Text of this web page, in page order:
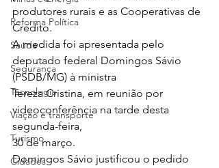
Reforma Política
Saúde
Segurança
Tecnologia
Viação e transporte
Turismo
Cidades
produtores rurais e as Cooperativas de
Crédito.
A medida foi apresentada pelo
deputado federal Domingos Sávio
(PSDB/MG) à ministra
Tereza Cristina, em reunião por
videoconferência na tarde desta
segunda-feira,
30 de março.
Domingos Sávio justificou o pedido